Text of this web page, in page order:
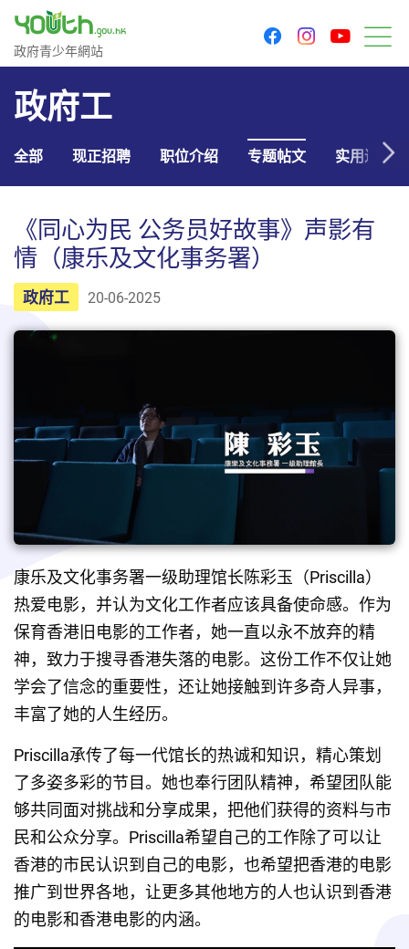
政府青少年网站
政府青少年網站
facebookinstagram
政府工
全部 现正招聘 职位介绍 专题帖文 实用连结
《同心为民 公务员好故事》声影有
情（康乐及文化事务署）
政府工 20-06-2025
康乐及文化事务署一级助理馆长陈彩玉（Priscilla）
热爱电影，并认为文化工作者应该具备使命感。作为
保育香港旧电影的工作者，她一直以永不放弃的精
神，致力于搜寻香港失落的电影。这份工作不仅让她
学会了信念的重要性，还让她接触到许多奇人异事，
丰富了她的人生经历。
Priscilla承传了每一代馆长的热诚和知识，精心策划
了多姿多彩的节目。她也奉行团队精神，希望团队能
够共同面对挑战和分享成果，把他们获得的资料与市
民和公众分享。Priscilla希望自己的工作除了可以让
香港的市民认识到自己的电影，也希望把香港的电影
推广到世界各地，让更多其他地方的人也认识到香港
的电影和香港电影的内涵。